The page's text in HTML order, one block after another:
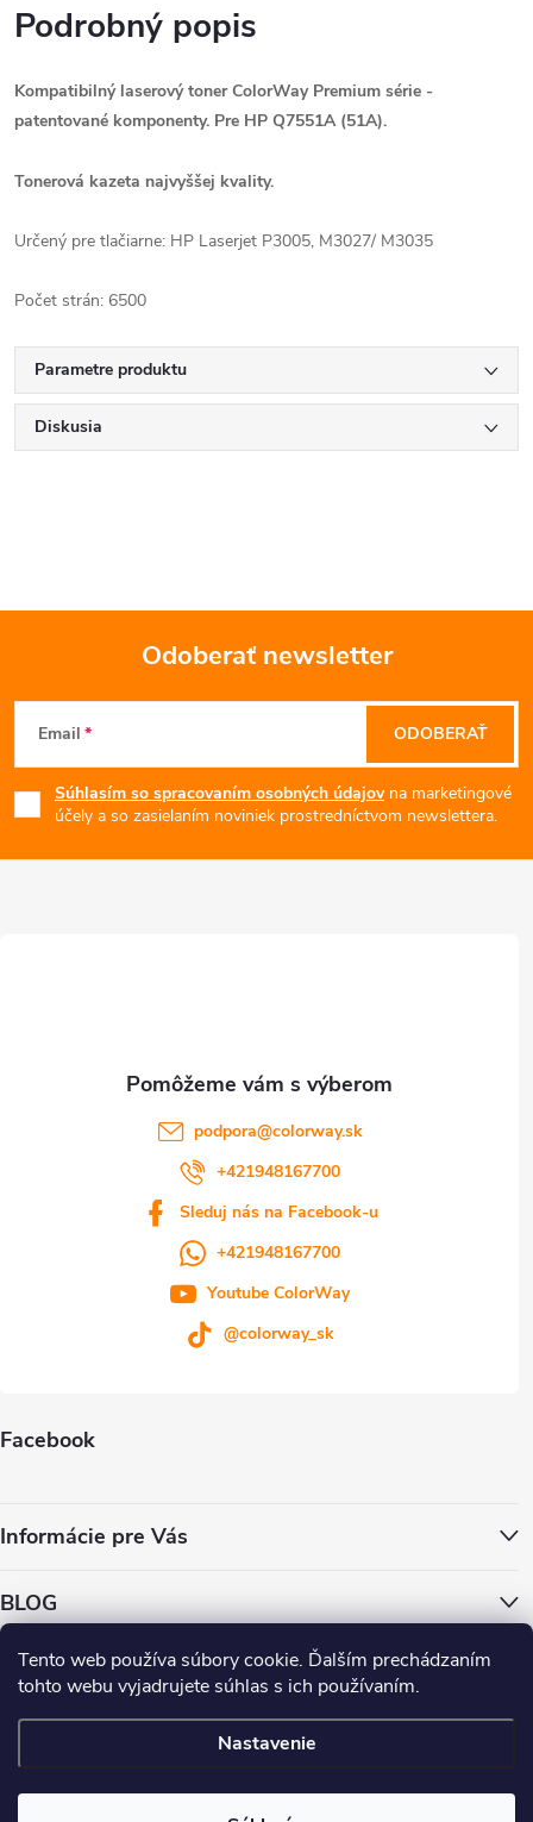
Tento web používa súbory cookie. Ďalším prechádzaním
tohto webu vyjadrujete súhlas s ich používaním.
Nastavenie
Podrobný popis
Kompatibilný laserový toner ColorWay Premium série -
patentované komponenty. Pre HP Q7551A (51A).
Tonerová kazeta najvyššej kvality.
Určený pre tlačiarne: HP Laserjet P3005, M3027/ M3035
Počet strán: 6500
Parametre produktu
Diskusia
Z
á
p
Odoberať newsletter
Email
Súhlasím so spracovaním osobných údajovna marketingové
účely a so zasielaním noviniek prostredníctvom newslettera.
ODOBERAŤ
Facebook
Informácie pre Vás
BLOG
podpora@colorway.sk
+421948167700
Sleduj nás na Facebook-u
+421948167700
Youtube ColorWay
@colorway_sk
ColorWay.cz ColorWay.sk ColorWay.com
CapitalSystem.eu
Copyright 2026. Všetky práva vyhradené.